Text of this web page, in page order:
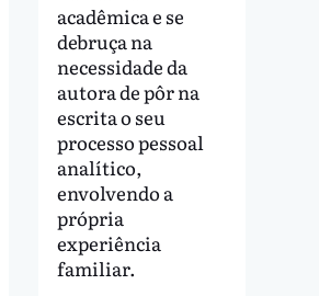
acadêmica e se
debruça na
necessidade da
autora de pôr na
escrita o seu
processo pessoal
analítico,
envolvendo a
própria
experiência
familiar.